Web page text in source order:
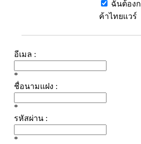
ฉันต้อง
ค้าไทยแวร์
อีเมล :
*
ชื่อนามแฝง :
*
รหัสผ่าน :
*